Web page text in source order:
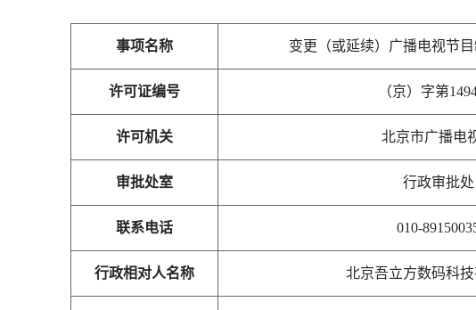
事项名称 变更（或延续）广播电视节
许可证编号 （京）字第
许可机关 北京市广播电
审批处室 行政审批处
联系电话 010-
行政相对人名称 北京吾立方数码科技